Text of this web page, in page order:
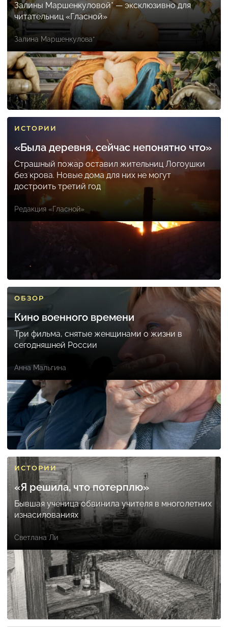
Залины Маршенкуловой* — эксклюзивно для
читательниц «Гласной»
Залина Маршенкулова*
ИСТОРИИ
«Была деревня, сейчас непонятно что»
Страшный пожар оставил жительниц Логоушки
без крова. Новые дома для них не могут
достроить третий год
Редакция «Гласной»
ОБЗОР
Кино военного времени
Три фильма, снятые женщинами о жизни в
сегодняшней России
Анна Мальгина
ИСТОРИИ
«Я решила, что потерплю»
Бывшая ученица обвинила учителя в многолетних
изнасилованиях
Светлана Ли